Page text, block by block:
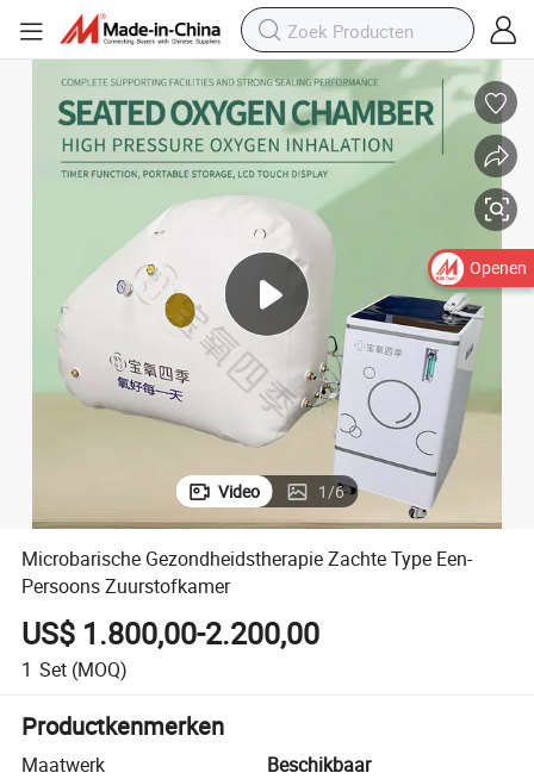
Microbarische Gezondheidstherapie Zachte Type Een-Persoons
Video 1/6
Microbarische Gezondheidstherapie Zachte Type Een-
Persoons Zuurstofkamer
US$ 1.800,00-2.200,00
1 Set (MOQ)
Productkenmerken
Maatwerk
Beschikbaar
Openen